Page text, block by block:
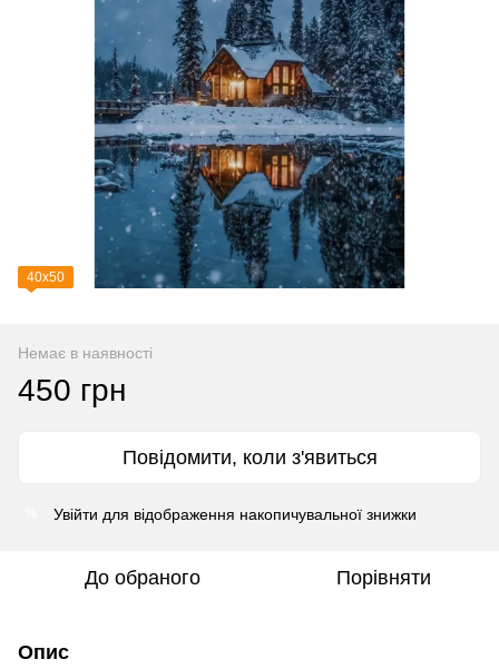
40х50
Немає в наявності
450 грн
Повідомити, коли з'явиться
Увійти для відображення накопичувальної знижки
До обраного Порівняти
Опис